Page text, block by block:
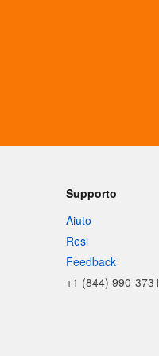
Supporto
Aiuto
Resi
Feedback
+1 (844) 990-3731